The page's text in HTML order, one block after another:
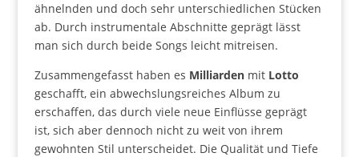
ähnelnden und doch sehr unterschiedlichen Stücken
ab. Durch instrumentale Abschnitte geprägt lässt
man sich durch beide Songs leicht mitreisen.
Zusammengefasst haben es Milliardenmit Lotto
geschafft, ein abwechslungsreiches Album zu
erschaffen, das durch viele neue Einflüsse geprägt
ist, sich aber dennoch nicht zu weit von ihrem
gewohnten Stil unterscheidet. Die Qualität und Tiefe